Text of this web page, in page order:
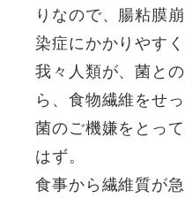
りなので、腸粘膜
染症にかかりやすく
我々人類が、菌と
ら、食物繊維をせ
菌のご機嫌をとっ
はず。
食事から繊維質が